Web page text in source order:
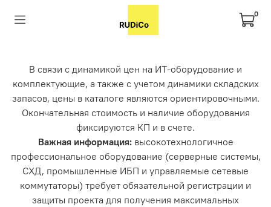
0
В связи с динамикой цен на ИТ-оборудование и
комплектующие, а также с учетом динамики складских
запасов, цены в каталоге являются ориентировочными.
Окончательная стоимость и наличие оборудования
фиксируются КП и в счете.
Важная информация: высокотехнологичное
профессиональное оборудование (серверные системы,
СХД, промышленные ИБП и управляемые сетевые
коммутаторы) требует обязательной регистрации и
защиты проекта для получения максимальных